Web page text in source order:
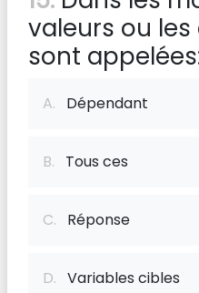
valeurs ou
sont
A. Dépendant
B. Tous ces
C. Réponse
D. Variables cibles